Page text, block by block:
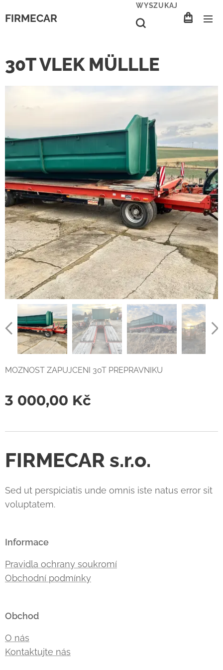
FIRMECAR
WYSZUKAJ
30T VLEK MÜLLLE
MOZNOST ZAPUJCENI 30T PREPRAVNIKU
3 000,00 Kč
FIRMECAR s.r.o.
Sed ut perspiciatis unde omnis iste natus error sit
voluptatem.
Informace
Pravidla ochrany soukromí
Obchodní podmínky
Obchod
O nás
Kontaktujte nás